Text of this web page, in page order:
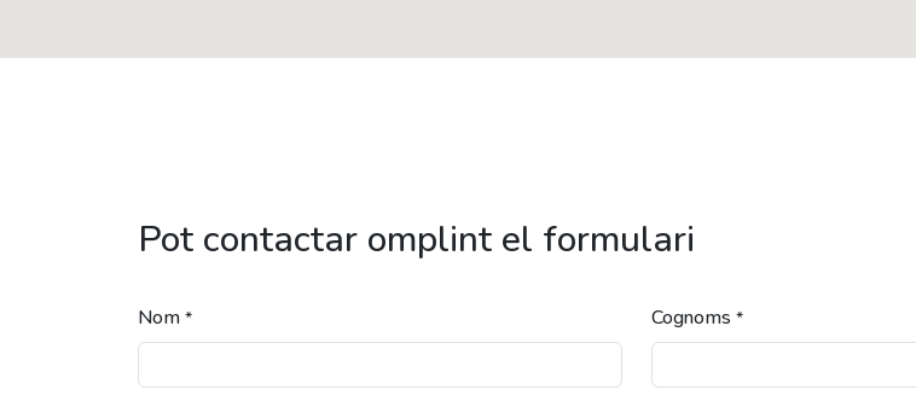
Pot contactar omplint el formulari
Nom * Cognoms *